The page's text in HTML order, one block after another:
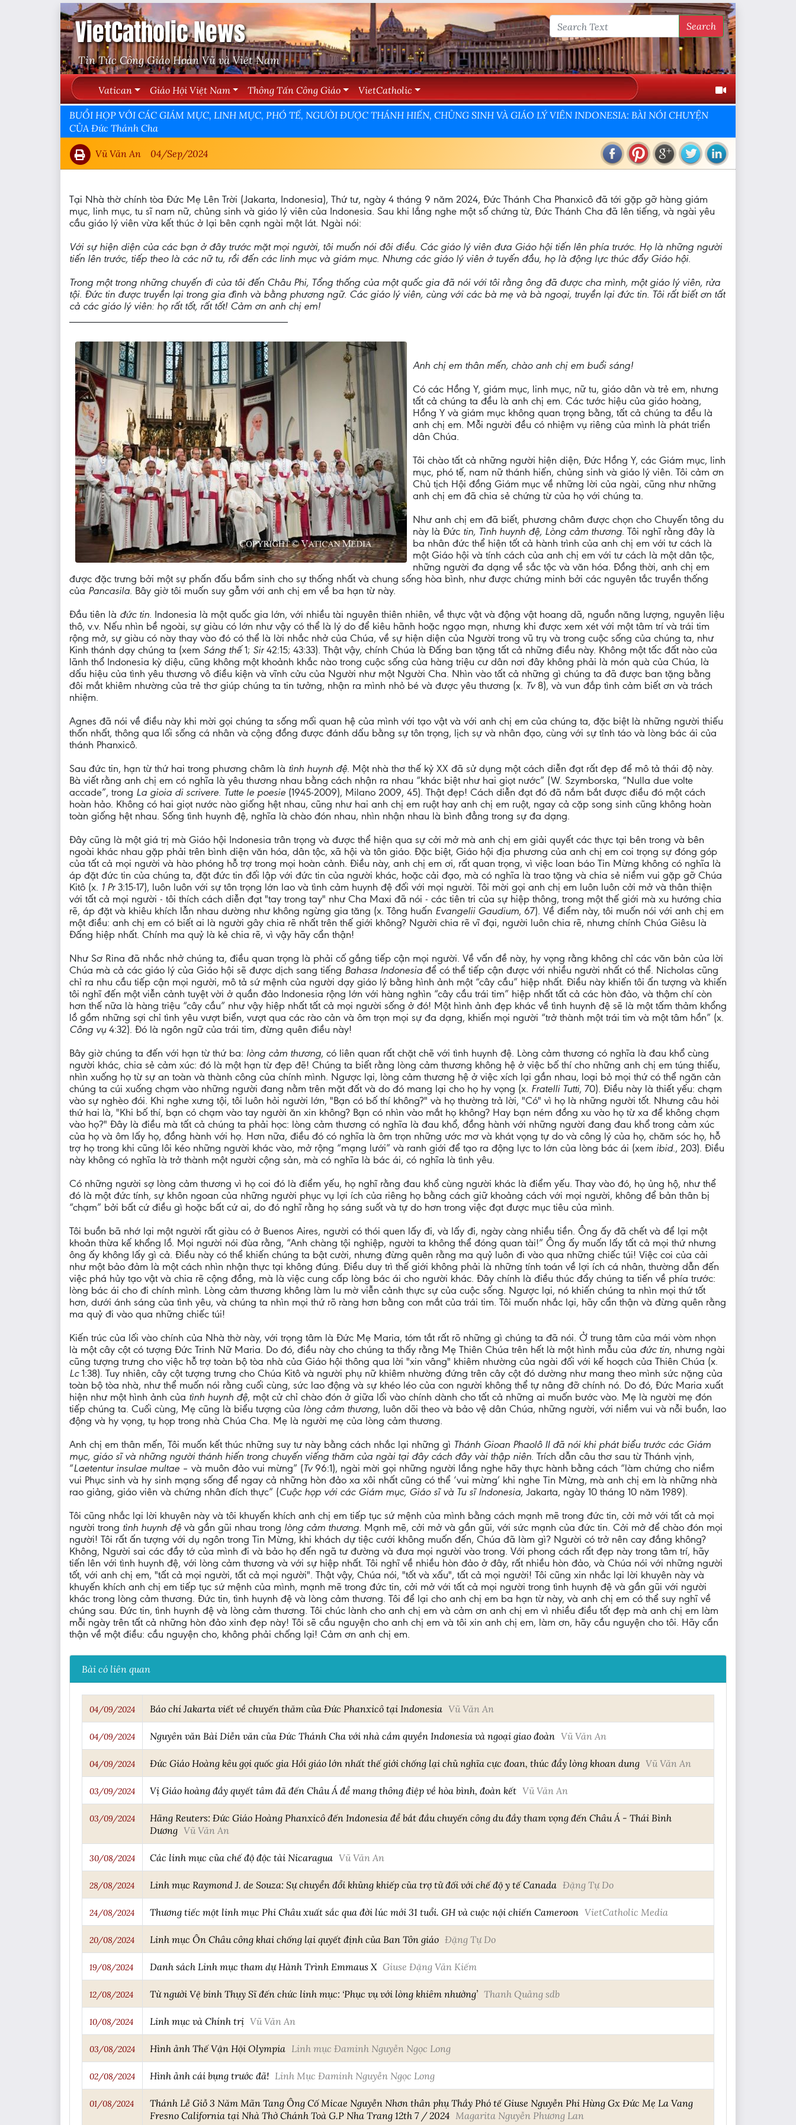
VietCatholic News
Tin Tức Công Giáo Hoàn Vũ và Việt Nam
Search
Vatican Giáo Hội Việt Nam Thông Tấn Công Giáo VietCatholic
BUỔI HỌP VỚI CÁC GIÁM MỤC, LINH MỤC, PHÓ TẾ, NGƯỜI ĐƯỢC THÁNH HIẾN, CHỦNG SINH VÀ GIÁO LÝ VIÊN INDONESIA: BÀI NÓI CHUYỆN
CỦA Đức Thánh Cha
Vũ Văn An 04/Sep/2024
Tại Nhà thờ chính tòa Đức Mẹ Lên Trời (Jakarta, Indonesia), Thứ tư, ngày 4 tháng 9 năm 2024, Đức Thánh Cha Phanxicô đã tới gặp gỡ hàng giám
mục, linh mục, tu sĩ nam nữ, chủng sinh và giáo lý viên của Indonesia. Sau khi lắng nghe một số chứng từ, Đức Thánh Cha đã lên tiếng, và ngài yêu
cầu giáo lý viên vừa kết thúc ở lại bên cạnh ngài một lát. Ngài nói:
Với sự hiện diện của các bạn ở đây trước mặt mọi người, tôi muốn nói đôi điều. Các giáo lý viên đưa Giáo hội tiến lên phía trước. Họ là những người
tiến lên trước, tiếp theo là các nữ tu, rồi đến các linh mục và giám mục. Nhưng các giáo lý viên ở tuyến đầu, họ là động lực thúc đẩy Giáo hội.
Trong một trong những chuyến đi của tôi đến Châu Phi, Tổng thống của một quốc gia đã nói với tôi rằng ông đã được cha mình, một giáo lý viên, rửa
tội. Đức tin được truyền lại trong gia đình và bằng phương ngữ. Các giáo lý viên, cùng với các bà mẹ và bà ngoại, truyền lại đức tin. Tôi rất biết ơn tất
cả các giáo lý viên: họ rất tốt, rất tốt! Cảm ơn anh chị em!
Anh chị em thân mến, chào anh chị em buổi sáng!
Có các Hồng Y, giám mục, linh mục, nữ tu, giáo dân và trẻ em, nhưng
tất cả chúng ta đều là anh chị em. Các tước hiệu của giáo hoàng,
Hồng Y và giám mục không quan trọng bằng, tất cả chúng ta đều là
anh chị em. Mỗi người đều có nhiệm vụ riêng của mình là phát triển
dân Chúa.
Tôi chào tất cả những người hiện diện, Đức Hồng Y, các Giám mục, linh
mục, phó tế, nam nữ thánh hiến, chủng sinh và giáo lý viên. Tôi cảm ơn
Chủ tịch Hội đồng Giám mục về những lời của ngài, cũng như những
anh chị em đã chia sẻ chứng từ của họ với chúng ta.
Như anh chị em đã biết, phương châm được chọn cho Chuyến tông du
này là Đức tin, Tình huynh đệ, Lòng cảm thương. Tôi nghĩ rằng đây là
ba nhân đức thể hiện tốt cả hành trình của anh chị em với tư cách là
một Giáo hội và tính cách của anh chị em với tư cách là một dân tộc,
những người đa dạng về sắc tộc và văn hóa. Đồng thời, anh chị em
được đặc trưng bởi một sự phấn đấu bẩm sinh cho sự thống nhất và chung sống hòa bình, như được chứng minh bởi các nguyên tắc truyền thống
của Pancasila. Bây giờ tôi muốn suy gẫm với anh chị em về ba hạn từ này.
Đầu tiên là đức tin. Indonesia là một quốc gia lớn, với nhiều tài nguyên thiên nhiên, về thực vật và động vật hoang dã, nguồn năng lượng, nguyên liệu
thô, v.v. Nếu nhìn bề ngoài, sự giàu có lớn như vậy có thể là lý do để kiêu hãnh hoặc ngạo mạn, nhưng khi được xem xét với một tâm trí và trái tim
rộng mở, sự giàu có này thay vào đó có thể là lời nhắc nhở của Chúa, về sự hiện diện của Người trong vũ trụ và trong cuộc sống của chúng ta, như
Kinh thánh dạy chúng ta (xem Sáng thế1; Sir 42:15; 43:33). Thật vậy, chính Chúa là Đấng ban tặng tất cả những điều này. Không một tấc đất nào của
lãnh thổ Indonesia kỳ diệu, cũng không một khoảnh khắc nào trong cuộc sống của hàng triệu cư dân nơi đây không phải là món quà của Chúa, là
dấu hiệu của tình yêu thương vô điều kiện và vĩnh cửu của Người như một Người Cha. Nhìn vào tất cả những gì chúng ta đã được ban tặng bằng
đôi mắt khiêm nhường của trẻ thơ giúp chúng ta tin tưởng, nhận ra mình nhỏ bé và được yêu thương (x. Tv8), và vun đắp tình cảm biết ơn và trách
nhiệm.
Agnes đã nói về điều này khi mời gọi chúng ta sống mối quan hệ của mình với tạo vật và với anh chị em của chúng ta, đặc biệt là những người thiếu
thốn nhất, thông qua lối sống cá nhân và cộng đồng được đánh dấu bằng sự tôn trọng, lịch sự và nhân đạo, cùng với sự tỉnh táo và lòng bác ái của
thánh Phanxicô.
Sau đức tin, hạn từ thứ hai trong phương châm là tình huynh đệ. Một nhà thơ thế kỷ XX đã sử dụng một cách diễn đạt rất đẹp để mô tả thái độ này.
Bà viết rằng anh chị em có nghĩa là yêu thương nhau bằng cách nhận ra nhau “khác biệt như hai giọt nước” (W. Szymborska, “Nulla due volte
accade”, trong La gioia di scrivere. Tutte le poesie (1945-2009), Milano 2009, 45). Thật đẹp! Cách diễn đạt đó đã nắm bắt được điều đó một cách
hoàn hảo. Không có hai giọt nước nào giống hệt nhau, cũng như hai anh chị em ruột hay anh chị em ruột, ngay cả cặp song sinh cũng không hoàn
toàn giống hệt nhau. Sống tình huynh đệ, nghĩa là chào đón nhau, nhìn nhận nhau là bình đẳng trong sự đa dạng.
Đây cũng là một giá trị mà Giáo hội Indonesia trân trọng và được thể hiện qua sự cởi mở mà anh chị em giải quyết các thực tại bên trong và bên
ngoài khác nhau gặp phải trên bình diện văn hóa, dân tộc, xã hội và tôn giáo. Đặc biệt, Giáo hội địa phương của anh chị em coi trọng sự đóng góp
của tất cả mọi người và hào phóng hỗ trợ trong mọi hoàn cảnh. Điều này, anh chị em ơi, rất quan trọng, vì việc loan báo Tin Mừng không có nghĩa là
áp đặt đức tin của chúng ta, đặt đức tin đối lập với đức tin của người khác, hoặc cải đạo, mà có nghĩa là trao tặng và chia sẻ niềm vui gặp gỡ Chúa
Kitô (x. 1 Pr 3:15-17), luôn luôn với sự tôn trọng lớn lao và tình cảm huynh đệ đối với mọi người. Tôi mời gọi anh chị em luôn luôn cởi mở và thân thiện
với tất cả mọi người - tôi thích cách diễn đạt "tay trong tay" như Cha Maxi đã nói - các tiên tri của sự hiệp thông, trong một thế giới mà xu hướng chia
rẽ, áp đặt và khiêu khích lẫn nhau dường như không ngừng gia tăng (x. Tông huấn Evangelii Gaudium, 67). Về điểm này, tôi muốn nói với anh chị em
một điều: anh chị em có biết ai là người gây chia rẽ nhất trên thế giới không? Người chia rẽ vĩ đại, người luôn chia rẽ, nhưng chính Chúa Giêsu là
Đấng hiệp nhất. Chính ma quỷ là kẻ chia rẽ, vì vậy hãy cẩn thận!
Như Sơ Rina đã nhắc nhở chúng ta, điều quan trọng là phải cố gắng tiếp cận mọi người. Về vấn đề này, hy vọng rằng không chỉ các văn bản của lời
Chúa mà cả các giáo lý của Giáo hội sẽ được dịch sang tiếng Bahasa Indonesia để có thể tiếp cận được với nhiều người nhất có thể. Nicholas cũng
chỉ ra nhu cầu tiếp cận mọi người, mô tả sứ mệnh của người dạy giáo lý bằng hình ảnh một “cây cầu” hiệp nhất. Điều này khiến tôi ấn tượng và khiến
tôi nghĩ đến một viễn cảnh tuyệt vời ở quần đảo Indonesia rộng lớn với hàng nghìn “cây cầu trái tim” hiệp nhất tất cả các hòn đảo, và thậm chí còn
hơn thế nữa là hàng triệu “cây cầu” như vậy hiệp nhất tất cả mọi người sống ở đó! Một hình ảnh đẹp khác về tình huynh đệ sẽ là một tấm thảm khổng
lồ gồm những sợi chỉ tình yêu vượt biển, vượt qua các rào cản và ôm trọn mọi sự đa dạng, khiến mọi người “trở thành một trái tim và một tâm hồn” (x.
Công vụ 4:32). Đó là ngôn ngữ của trái tim, đừng quên điều này!
Bây giờ chúng ta đến với hạn từ thứ ba: lòng cảm thương, có liên quan rất chặt chẽ với tình huynh đệ. Lòng cảm thương có nghĩa là đau khổ cùng
người khác, chia sẻ cảm xúc: đó là một hạn từ đẹp đẽ! Chúng ta biết rằng lòng cảm thương không hệ ở việc bố thí cho những anh chị em túng thiếu,
nhìn xuống họ từ sự an toàn và thành công của chính mình. Ngược lại, lòng cảm thương hệ ở việc xích lại gần nhau, loại bỏ mọi thứ có thể ngăn cản
chúng ta cúi xuống chạm vào những người đang nằm trên mặt đất và do đó mang lại cho họ hy vọng (x. Fratelli Tutti, 70). Điều này là thiết yếu: chạm
vào sự nghèo đói. Khi nghe xưng tội, tôi luôn hỏi người lớn, "Bạn có bố thí không?" và họ thường trả lời, "Có" vì họ là những người tốt. Nhưng câu hỏi
thứ hai là, "Khi bố thí, bạn có chạm vào tay người ăn xin không? Bạn có nhìn vào mắt họ không? Hay bạn ném đồng xu vào họ từ xa để không chạm
vào họ?" Đây là điều mà tất cả chúng ta phải học: lòng cảm thương có nghĩa là đau khổ, đồng hành với những người đang đau khổ trong cảm xúc
của họ và ôm lấy họ, đồng hành với họ. Hơn nữa, điều đó có nghĩa là ôm trọn những ước mơ và khát vọng tự do và công lý của họ, chăm sóc họ, hỗ
trợ họ trong khi cũng lôi kéo những người khác vào, mở rộng “mạng lưới” và ranh giới để tạo ra động lực to lớn của lòng bác ái (xem ibid., 203). Điều
này không có nghĩa là trở thành một người cộng sản, mà có nghĩa là bác ái, có nghĩa là tình yêu.
Có những người sợ lòng cảm thương vì họ coi đó là điểm yếu, họ nghĩ rằng đau khổ cùng người khác là điểm yếu. Thay vào đó, họ ủng hộ, như thể
đó là một đức tính, sự khôn ngoan của những người phục vụ lợi ích của riêng họ bằng cách giữ khoảng cách với mọi người, không để bản thân bị
“chạm” bởi bất cứ điều gì hoặc bất cứ ai, do đó nghĩ rằng họ sáng suốt và tự do hơn trong việc đạt được mục tiêu của mình.
Tôi buồn bã nhớ lại một người rất giàu có ở Buenos Aires, người có thói quen lấy đi, và lấy đi, ngày càng nhiều tiền. Ông ấy đã chết và để lại một
khoản thừa kế khổng lồ. Mọi người nói đùa rằng, “Anh chàng tội nghiệp, người ta không thể đóng quan tài!” Ông ấy muốn lấy tất cả mọi thứ nhưng
ông ấy không lấy gì cả. Điều này có thể khiến chúng ta bật cười, nhưng đừng quên rằng ma quỷ luôn đi vào qua những chiếc túi! Việc coi của cải
như một bảo đảm là một cách nhìn nhận thực tại không đúng. Điều duy trì thế giới không phải là những tính toán về lợi ích cá nhân, thường dẫn đến
việc phá hủy tạo vật và chia rẽ cộng đồng, mà là việc cung cấp lòng bác ái cho người khác. Đây chính là điều thúc đẩy chúng ta tiến về phía trước:
lòng bác ái cho đi chính mình. Lòng cảm thương không làm lu mờ viễn cảnh thực sự của cuộc sống. Ngược lại, nó khiến chúng ta nhìn mọi thứ tốt
hơn, dưới ánh sáng của tình yêu, và chúng ta nhìn mọi thứ rõ ràng hơn bằng con mắt của trái tim. Tôi muốn nhắc lại, hãy cẩn thận và đừng quên rằng
ma quỷ đi vào qua những chiếc túi!
Kiến trúc của lối vào chính của Nhà thờ này, với trọng tâm là Đức Mẹ Maria, tóm tắt rất rõ những gì chúng ta đã nói. Ở trung tâm của mái vòm nhọn
là một cây cột có tượng Đức Trinh Nữ Maria. Do đó, điều này cho chúng ta thấy rằng Mẹ Thiên Chúa trên hết là một hình mẫu của đức tin, nhưng ngài
cũng tượng trưng cho việc hỗ trợ toàn bộ tòa nhà của Giáo hội thông qua lời "xin vâng" khiêm nhường của ngài đối với kế hoạch của Thiên Chúa (x.
Lc1:38). Tuy nhiên, cây cột tượng trưng cho Chúa Kitô và người phụ nữ khiêm nhường đứng trên cây cột đó dường như mang theo mình sức nặng của
toàn bộ tòa nhà, như thể muốn nói rằng cuối cùng, sức lao động và sự khéo léo của con người không thể tự nâng đỡ chính nó. Do đó, Đức Maria xuất
hiện như một hình ảnh của tình huynh đệ, một cử chỉ chào đón ở giữa lối vào chính dành cho tất cả những ai muốn bước vào. Mẹ là người mẹ đón
tiếp chúng ta. Cuối cùng, Mẹ cũng là biểu tượng của lòng cảm thương, luôn dõi theo và bảo vệ dân Chúa, những người, với niềm vui và nỗi buồn, lao
động và hy vọng, tụ họp trong nhà Chúa Cha. Mẹ là người mẹ của lòng cảm thương.
Anh chị em thân mến, Tôi muốn kết thúc những suy tư này bằng cách nhắc lại những gì Thánh Gioan Phaolô II đã nói khi phát biểu trước các Giám
mục, giáo sĩ và những người thánh hiến trong chuyến viếng thăm của ngài tại đây cách đây vài thập niên. Trích dẫn câu thơ sau từ Thánh vịnh,
“Laetentur insulae multae – và muôn đảo vui mừng” (Tv96:1), ngài mời gọi những người lắng nghe hãy thực hành bằng cách “làm chứng cho niềm
vui Phục sinh và hy sinh mạng sống để ngay cả những hòn đảo xa xôi nhất cũng có thể ‘vui mừng’ khi nghe Tin Mừng, mà anh chị em là những nhà
rao giảng, giáo viên và chứng nhân đích thực” (Cuộc họp với các Giám mục, Giáo sĩ và Tu sĩ Indonesia, Jakarta, ngày 10 tháng 10 năm 1989).
Tôi cũng nhắc lại lời khuyên này và tôi khuyến khích anh chị em tiếp tục sứ mệnh của mình bằng cách mạnh mẽ trong đức tin, cởi mở với tất cả mọi
người trong tình huynh đệ và gần gũi nhau trong lòng cảm thương. Mạnh mẽ, cởi mở và gần gũi, với sức mạnh của đức tin. Cởi mở để chào đón mọi
người! Tôi rất ấn tượng với dụ ngôn trong Tin Mừng, khi khách dự tiệc cưới không muốn đến, Chúa đã làm gì? Người có trở nên cay đắng không?
Không, Người sai các đầy tớ của mình đi và bảo họ đến ngã tư đường và đưa mọi người vào trong. Với phong cách rất đẹp này trong tâm trí, hãy
tiến lên với tình huynh đệ, với lòng cảm thương và với sự hiệp nhất. Tôi nghĩ về nhiều hòn đảo ở đây, rất nhiều hòn đảo, và Chúa nói với những người
tốt, với anh chị em, "tất cả mọi người, tất cả mọi người". Thật vậy, Chúa nói, "tốt và xấu", tất cả mọi người! Tôi cũng xin nhắc lại lời khuyên này và
khuyến khích anh chị em tiếp tục sứ mệnh của mình, mạnh mẽ trong đức tin, cởi mở với tất cả mọi người trong tình huynh đệ và gần gũi với người
khác trong lòng cảm thương. Đức tin, tình huynh đệ và lòng cảm thương. Tôi để lại cho anh chị em ba hạn từ này, và anh chị em có thể suy nghĩ về
chúng sau. Đức tin, tình huynh đệ và lòng cảm thương. Tôi chúc lành cho anh chị em và cảm ơn anh chị em vì nhiều điều tốt đẹp mà anh chị em làm
mỗi ngày trên tất cả những hòn đảo xinh đẹp này! Tôi sẽ cầu nguyện cho anh chị em và tôi xin anh chị em, làm ơn, hãy cầu nguyện cho tôi. Hãy cẩn
thận về một điều: cầu nguyện cho, không phải chống lại! Cảm ơn anh chị em.
Bài có liên quan
04/09/2024 Báo chí Jakarta viết về chuyến thăm của Đức Phanxicô tại Indonesia Vũ Văn An
04/09/2024 Nguyên văn Bài Diễn văn của Đức Thánh Cha với nhà cầm quyền Indonesia và ngoại giao đoàn Vũ Văn An
04/09/2024 Đức Giáo Hoàng kêu gọi quốc gia Hồi giáo lớn nhất thế giới chống lại chủ nghĩa cực đoan, thúc đẩy lòng khoan dung Vũ Văn An
03/09/2024 Vị Giáo hoàng đầy quyết tâm đã đến Châu Á để mang thông điệp về hòa bình, đoàn kết Vũ Văn An
03/09/2024
Hãng Reuters: Đức Giáo Hoàng Phanxicô đến Indonesia để bắt đầu chuyến công du đầy tham vọng đến Châu Á - Thái Bình
Dương Vũ Văn An
30/08/2024 Các linh mục của chế độ độc tài Nicaragua Vũ Văn An
28/08/2024 Linh mục Raymond J. de Souza: Sự chuyển đổi khủng khiếp của trợ tử đối với chế độ y tế Canada Đặng Tự Do
24/08/2024 Thương tiếc một linh mục Phi Châu xuất sắc qua đời lúc mới 31 tuổi. GH và cuộc nội chiến Cameroon VietCatholic Media
20/08/2024 Linh mục Ôn Châu công khai chống lại quyết định của Ban Tôn giáo Đặng Tự Do
19/08/2024 Danh sách Linh mục tham dự Hành Trình Emmaus X Giuse Đặng Văn Kiếm
12/08/2024 Từ người Vệ binh Thụy Sĩ đến chức linh mục: ‘Phục vụ với lòng khiêm nhường’ Thanh Quảng sdb
10/08/2024 Linh mục và Chính trị Vũ Văn An
03/08/2024 Hình ảnh Thế Vận Hội Olympia Linh mục Đaminh Nguyễn Ngọc Long
02/08/2024 Hình ảnh cái bụng trước đã! Linh Mục Đaminh Nguyễn Ngọc Long
01/08/2024
Thánh Lễ Giỗ 3 Năm Mãn Tang Ông Cố Micae Nguyễn Nhơn thân phụ Thầy Phó tế Giuse Nguyễn Phi Hùng Gx Đức Mẹ La Vang
Fresno California tại Nhà Thờ Chánh Toà G.P Nha Trang 12th 7 / 2024 Magarita Nguyễn Phương Lan